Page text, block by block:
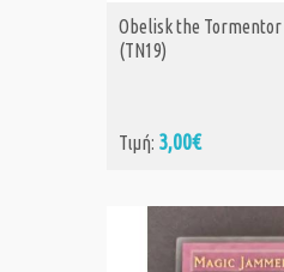
Obelisk the Tormentor
(TN19)
Τιμή: 3,00€